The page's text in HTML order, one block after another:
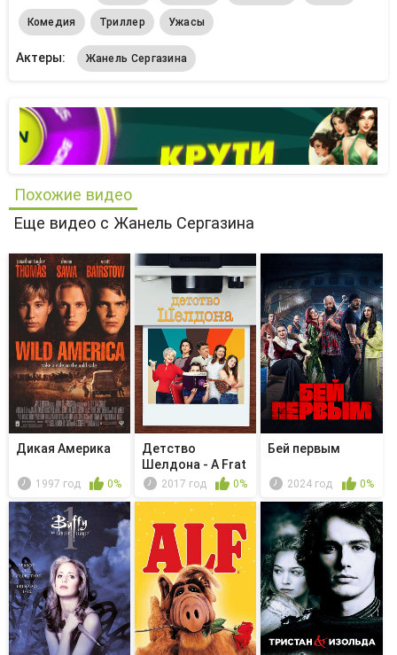
Комедия Триллер Ужасы
Актеры: Жанель Сергазина
Похожие видео
Еще видео с Жанель Сергазина
Дикая Америка
1997 год 0%
Детство
Шелдона - A Frat
Party, a Sle...
2017 год 0%
Бей первым
2024 год 0%